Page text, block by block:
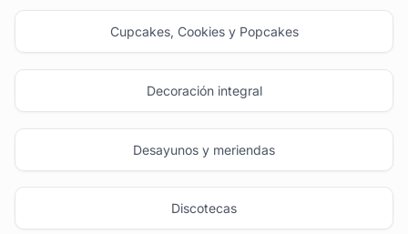
Cupcakes, Cookies y Popcakes
Decoración integral
Desayunos y meriendas
Discotecas